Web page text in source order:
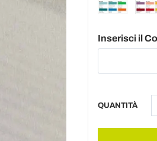
Inserisci il
QUANTITÀ